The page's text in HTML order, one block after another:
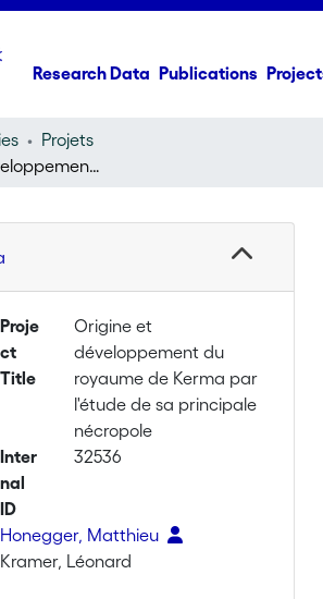
Research Data Publications
Projets
Origine et développement du royaume de Kerma par l'étude de sa principale nécropole
Proje
ct
Title
Origine et
développement du
royaume de Kerma par
l'étude de sa principale
nécropole
Inter
nal
ID
32536
Honegger, Matthieu
Kramer, Léonard